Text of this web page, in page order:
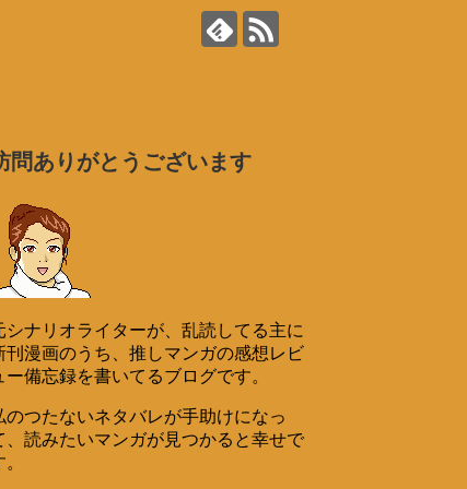
問ありがとうございます
シナリオライターが、乱読してる主に
刊漫画のうち、推しマンガの感想レビ
ー備忘録を書いてるブログです。
のつたないネタバレが手助けになっ
、読みたいマンガが見つかると幸せで